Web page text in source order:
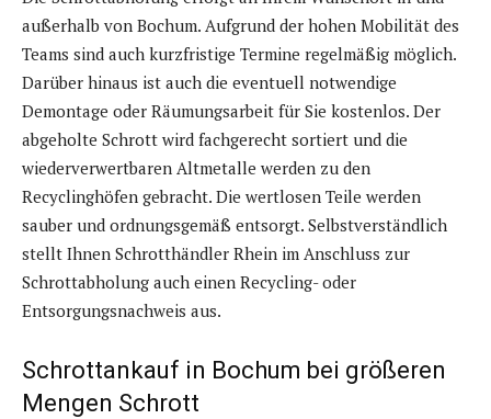
außerhalb von Bochum. Aufgrund der hohen Mobilität des
Teams sind auch kurzfristige Termine regelmäßig möglich.
Darüber hinaus ist auch die eventuell notwendige
Demontage oder Räumungsarbeit für Sie kostenlos. Der
abgeholte Schrott wird fachgerecht sortiert und die
wiederverwertbaren Altmetalle werden zu den
Recyclinghöfen gebracht. Die wertlosen Teile werden
sauber und ordnungsgemäß entsorgt. Selbstverständlich
stellt Ihnen Schrotthändler Rhein im Anschluss zur
Schrottabholung auch einen Recycling- oder
Entsorgungsnachweis aus.
Schrottankauf in Bochum bei größeren
Mengen Schrott